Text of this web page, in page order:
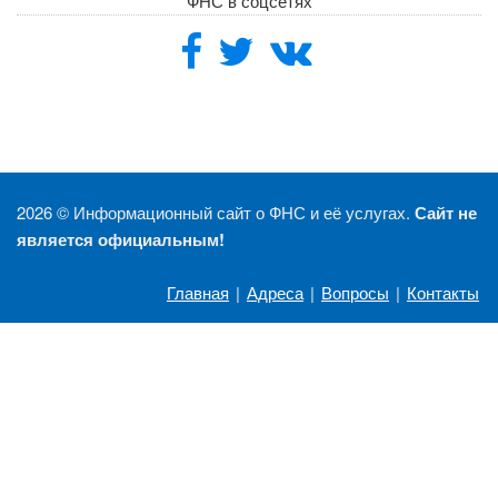
2026 © Информационный сайт о ФНС и её услугах. Сайт не
является официальным!
Главная | Адреса | Вопросы | Контакты